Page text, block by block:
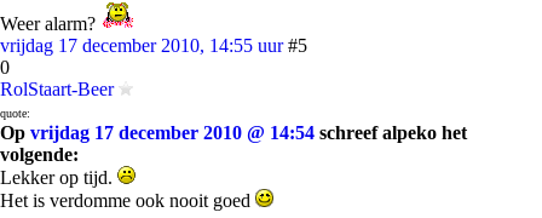
Weer alarm?
vrijdag 17 december 2010, 14:55 uur #5
0
RolStaart-Beer
quote:
Op vrijdag 17 december 2010 @ 14:54 schreef alpeko het
volgende:
Lekker op tijd.
Het is verdomme ook nooit goed